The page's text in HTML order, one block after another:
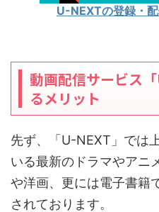
U-NEXTの登録・
動画配信サービス
るメリット
先ず、「U-NEXT」では
いる最新のドラマやアニ
や洋画、更には電子書籍
されております。